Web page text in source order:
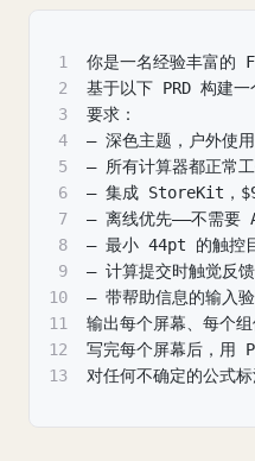
1
你是一名经验丰富的
2
基于以下 PRD 构建
3
要求：
4
— 深色主题，户外使
5
— 所有计算器都正常
6
— 集成 StoreKit，
7
— 离线优先——不需要
8
— 最小 44pt 的触控
9
— 计算提交时触觉反馈
10
— 带帮助信息的输入
11
输出每个屏幕、每个
12
写完每个屏幕后，用
13
对任何不确定的公式标